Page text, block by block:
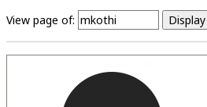
View page of: